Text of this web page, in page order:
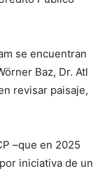
se encuentran
Baz, Dr. Atl
revisar paisaje,
–que en 2025
iniciativa de un